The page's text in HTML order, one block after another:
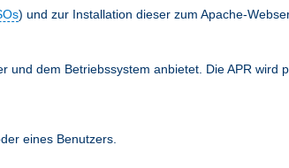
) und zur Installation dieser zum Apache-
dem Betriebssystem anbietet. Die APR wird
eines Benutzers.